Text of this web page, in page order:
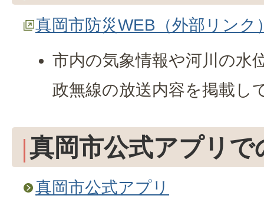
真岡市防災WEB（外部リンク
市内の気象情報や河川の水
政無線の放送内容を掲載し
真岡市公式アプリで
真岡市公式アプリ